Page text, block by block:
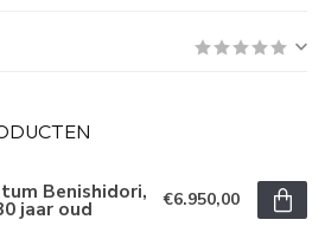
Benishidori,
jaar oud €6.950,00